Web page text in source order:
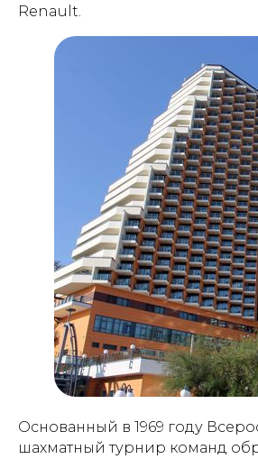
Renault.
Основанный в 1969 году
шахматный турнир команд